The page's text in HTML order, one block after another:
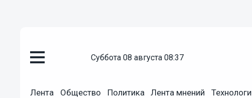
суббота 08 августа 08:37
Лента Общество Политика Лента мнений
Магнитные бури ожидаются в